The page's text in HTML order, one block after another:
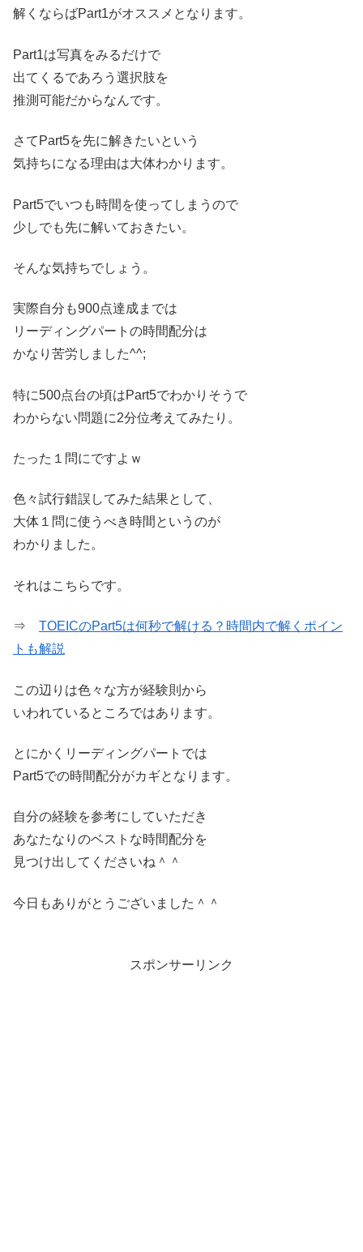
解くならばPart1がオススメとなります。
Part1は写真をみるだけで
出てくるであろう選択肢を
推測可能だからなんです。
さてPart5を先に解きたいという
気持ちになる理由は大体わかります。
Part5でいつも時間を使ってしまうので
少しでも先に解いておきたい。
そんな気持ちでしょう。
実際自分も900点達成までは
リーディングパートの時間配分は
かなり苦労しました^^;
特に500点台の頃はPart5でわかりそうで
わからない問題に2分位考えてみたり。
たった１問にですよｗ
色々試行錯誤してみた結果として、
大体１問に使うべき時間というのが
わかりました。
それはこちらです。
⇒ TOEICのPart5は何秒で解ける？時間内で解くポイン
トも解説
この辺りは色々な方が経験則から
いわれているところではあります。
とにかくリーディングパートでは
Part5での時間配分がカギとなります。
自分の経験を参考にしていただき
あなたなりのベストな時間配分を
見つけ出してくださいね＾＾
今日もありがとうございました＾＾
スポンサーリンク